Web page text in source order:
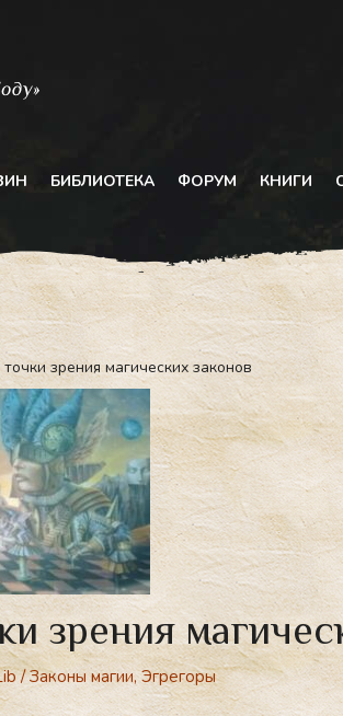
БИБЛИОТЕКА ФОРУМ КНИГИ
зрения магических законов
зрения
/Законы магии,Эгрегоры